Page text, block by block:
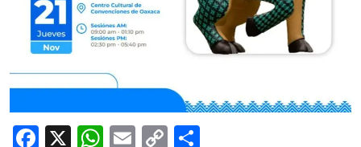
Facebook
X WhatsApp
Email
Copy